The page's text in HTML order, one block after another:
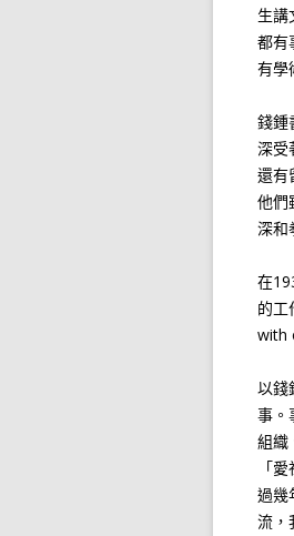
生講
都有
有學
錢鍾
深受
還有
他們
深和
在
的工
with
以錢
事。
組織
「
過幾
流，